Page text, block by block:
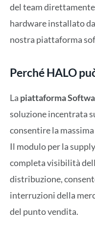
del team
hardware installato
nostra piattaforma
Perché HALO
La piattaforma
soluzione incentrata
consentire la
Il modulo per la
completa visibilità
distribuzione,
interruzioni della
del punto vendita.